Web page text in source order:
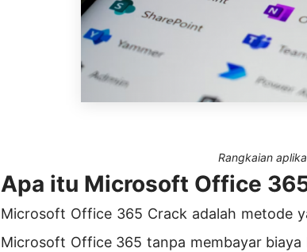
Rangkaian
Apa itu Microsoft Office
Microsoft Office 365 Crack adalah metode
Microsoft Office 365 tanpa membayar